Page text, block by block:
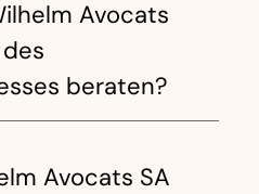
Avocats
beraten?
Avocats SA